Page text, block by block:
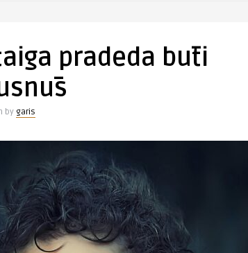
pradeda būti
by garis